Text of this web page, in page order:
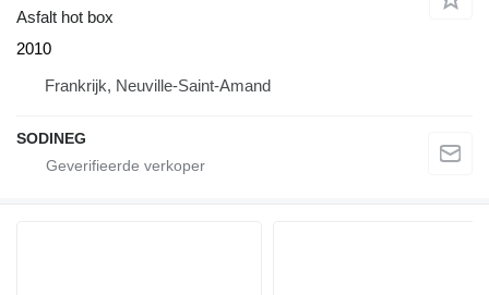
Asfalt hot box
2010
Frankrijk, Neuville-Saint-Amand
SODINEG